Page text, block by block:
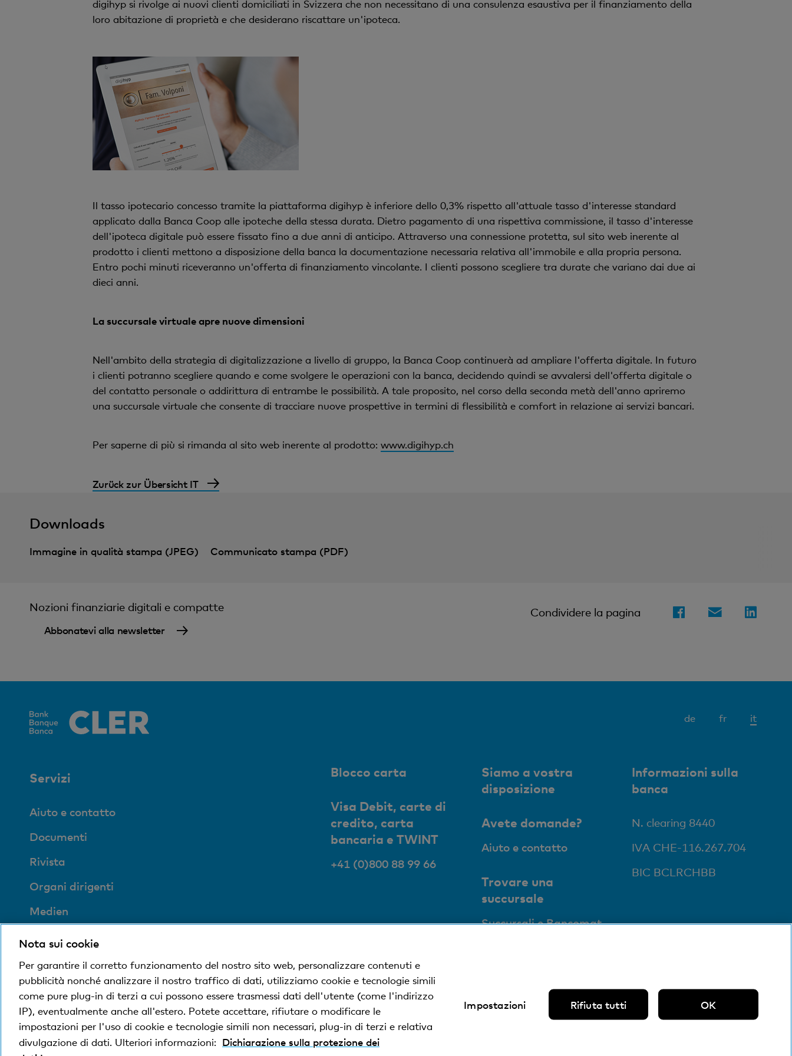
digihyp si rivolge ai nuovi clienti domiciliati in Svizzera che non necessitano di una consulenza esaustiva per il finanziamento della
loro abitazione di proprietà e che desiderano riscattare un'ipoteca.
Il tasso ipotecario concesso tramite la piattaforma digihyp è inferiore dello 0,3% rispetto all'attuale tasso d'interesse standard
applicato dalla Banca Coop alle ipoteche della stessa durata. Dietro pagamento di una rispettiva commissione, il tasso d'interesse
dell'ipoteca digitale può essere fissato fino a due anni di anticipo. Attraverso una connessione protetta, sul sito web inerente al
prodotto i clienti mettono a disposizione della banca la documentazione necessaria relativa all'immobile e alla propria persona.
Entro pochi minuti riceveranno un'offerta di finanziamento vincolante. I clienti possono scegliere tra durate che variano dai due ai
dieci anni.
La succursale virtuale apre nuove dimensioni
Nell'ambito della strategia di digitalizzazione a livello di gruppo, la Banca Coop continuerà ad ampliare l'offerta digitale. In futuro
i clienti potranno scegliere quando e come svolgere le operazioni con la banca, decidendo quindi se avvalersi dell'offerta digitale o
del contatto personale o addirittura di entrambe le possibilità. A tale proposito, nel corso della seconda metà dell'anno apriremo
una succursale virtuale che consente di tracciare nuove prospettive in termini di flessibilità e comfort in relazione ai servizi bancari.
Per saperne di più si rimanda al sito web inerente al prodotto: www.digihyp.ch
Zurück zur Übersicht IT
Downloads
Immagine in qualità stampa (JPEG) Communicato stampa (PDF)
Nozioni finanziarie digitali e compatte
Abbonatevi alla newsletter
Condividere la pagina
de fr it
Servizi
Aiuto e contatto
Documenti
Rivista
Organi dirigenti
Medien
ecologica
Blocco carta
Visa Debit, carte di
credito, carta
bancaria e TWINT
+41 (0)800 88 99 66
Siamo a vostra
disposizione
Avete domande?
Aiuto e contatto
Trovare una
succursale
Succursali e Bancomat
Informazioni sulla
banca
N. clearing 8440
IVA CHE-116.267.704
BIC BCLRCHBB
© Banca ClerCondizioni e avvisi giuridiciDichiarazione sulla protezione dei dati
La Banca Cler SA è una società controllata al 100% dalla Basler Kantonalbank.
Nota sui cookie
Per garantire il corretto funzionamento del nostro sito web, personalizzare contenuti e
pubblicità nonché analizzare il nostro traffico di dati, utilizziamo cookie e tecnologie simili
come pure plug-in di terzi a cui possono essere trasmessi dati dell'utente (come l'indirizzo
IP), eventualmente anche all'estero. Potete accettare, rifiutare o modificare le
impostazioni per l'uso di cookie e tecnologie simili non necessari, plug-in di terzi e relativa
divulgazione di dati. Ulteriori informazioni: Dichiarazione sulla protezione dei
Impostazioni Rifiuta tutti OK